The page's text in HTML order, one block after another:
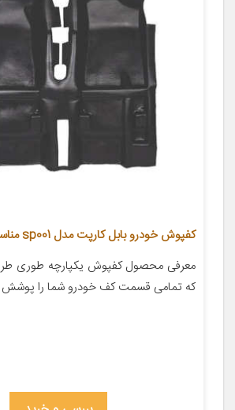
کفپوش خودرو بابل کارپت مدل sp001 مناسب برای آریسان
معرفی محصول کفپوش یکپارچه طوری
که تمامی قسمت کف خودرو شما را